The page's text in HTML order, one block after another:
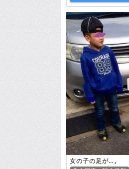
女の子の足が…。